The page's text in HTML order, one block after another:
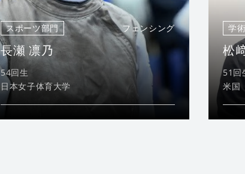
スポーツ部門 フェンシング
長瀬 凛乃
54回生
日本女子体育大学
学
松
51回
米国